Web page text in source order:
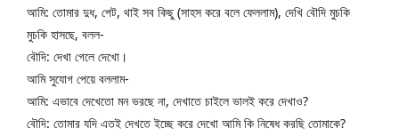
আমি: তোমার দুধ, পেট, থাই সব কিছু (সাহস করে বলে ফেললাম), দেখি বৌদি মুচকি
মুচকি হাসছে, বলল-
বৌদি: দেখা গেলে দেখো।
আমি সুযোগ পেয়ে বললাম-
আমি: এভাবে দেখেতো মন ভরছে না, দেখাতে চাইলে ভালই করে দেখাও?
বৌদি: তোমার যদি এতই দেখতে ইচ্ছে করে দেখো আমি কি নিষেধ করছি তোমাকে?